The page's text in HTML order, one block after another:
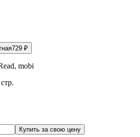
729 ₽
mobi
Купить за свою цену